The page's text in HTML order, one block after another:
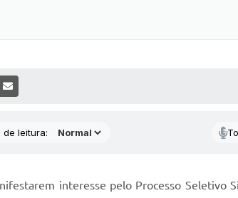
MÍDIAS
de leitura:
interesse pelo Processo Seletivo